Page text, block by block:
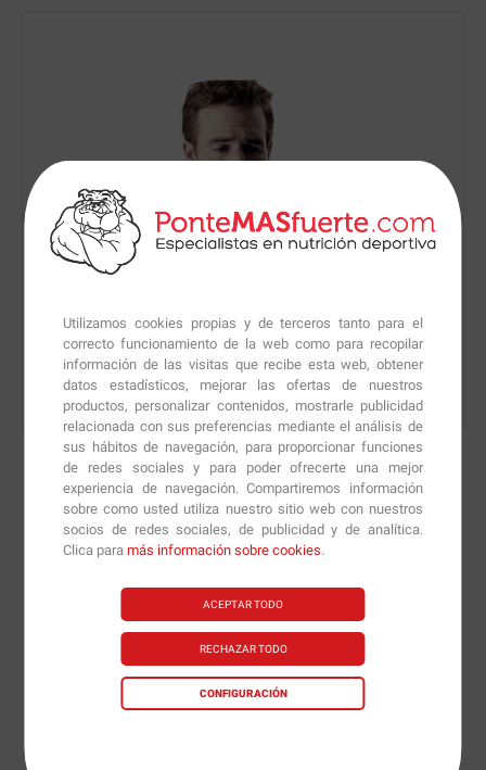
Utilizamos cookies propias y de terceros tanto para el
correcto funcionamiento de la web como para recopilar
información de las visitas que recibe esta web, obtener
datos estadísticos, mejorar las ofertas de nuestros
productos, personalizar contenidos, mostrarle publicidad
relacionada con sus preferencias mediante el análisis de
sus hábitos de navegación, para proporcionar funciones
de redes sociales y para poder ofrecerte una mejor
experiencia de navegación. Compartiremos información
sobre como usted utiliza nuestro sitio web con nuestros
socios de redes sociales, de publicidad y de analítica.
Clica paramás información sobre cookies.
ACEPTAR TODO
RECHAZAR TODO
CONFIGURACIÓN
Nuevas versiones y
recomendaciones de
nuestros nutricionistas.